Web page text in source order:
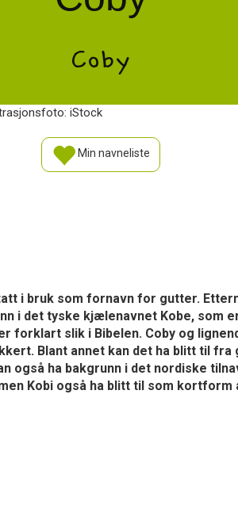
Coby
iStock
Min navneliste
i bruk som fornavn for gutter.
i det tyske kjælenavnet Kobe, som
forklart slik i Bibelen. Coby og
Blant annet kan det ha blitt til
ha bakgrunn i det nordiske
Kobi også ha blitt til som kortform